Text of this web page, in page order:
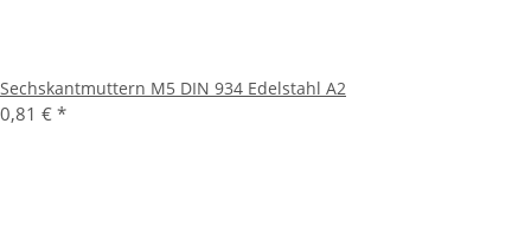
Sechskantmuttern M5 DIN 934 Edelstahl A2
0,81 € *